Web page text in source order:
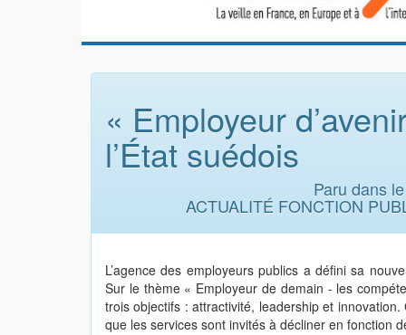
« Employeur
l’État suédois
Paru dans
ACTUALITÉ FONCTION
L’agence des employeurs publics a défini sa
Sur le thème « Employeur de demain - les
trois objectifs : attractivité, leadership et
que les services sont invités à décliner en fonction